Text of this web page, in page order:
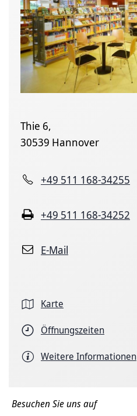
Thie 6,
30539 Hannover
+49 511 168-34255
+49 511 168-34252
E-Mail
Karte
Öffnungszeiten
Weitere Informationen
Besuchen Sie uns auf